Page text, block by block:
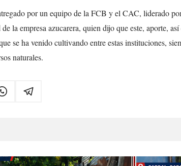
por un equipo de la FCB y el CAC, liderado
la empresa azucarera, quien dijo que este, aporte,
se ha venido cultivando entre estas instituciones,
naturales.